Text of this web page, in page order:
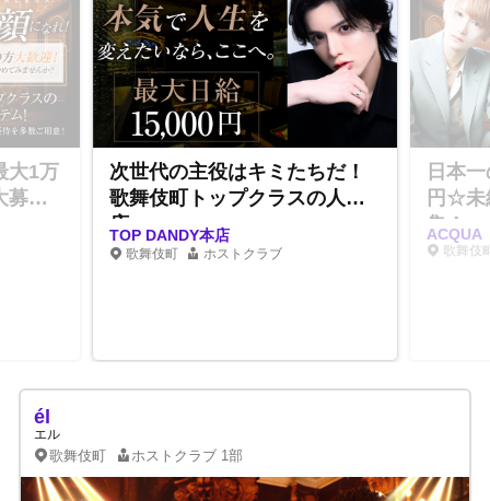
大1万
募
次世代の主役はキミたちだ！
歌舞伎町トップクラスの人気
店
TOP DANDY本店
歌舞伎町 ホストクラブ
日本
円☆未
集！
ACQUA
歌舞伎
él
エル
歌舞伎町 ホストクラブ 1部